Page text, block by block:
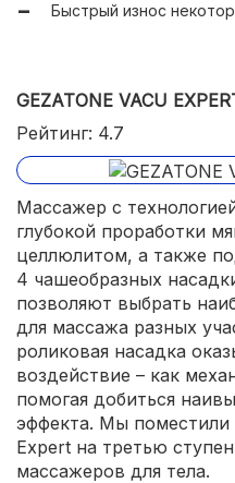
Быстрый износ
GEZATONE VACU
Рейтинг: 4.7
Массажер с
глубокой проработки
целлюлитом, а также
4 чашеобразных
позволяют выбрать
для массажа разных
роликовая насадка
воздействие – как
помогая добиться
эффекта. Мы поместили
Expert на третью
массажеров для тела.